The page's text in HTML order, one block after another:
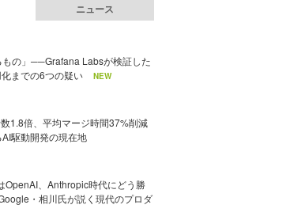
ニュース
の」──Grafana Labsが検証した
までの6つの疑い
NEW
1.8倍、平均マージ時間37%削減
駆動開発の現在地
OpenAI、Anthropic時代にどう勝
・相川氏が説く現代のプロダ